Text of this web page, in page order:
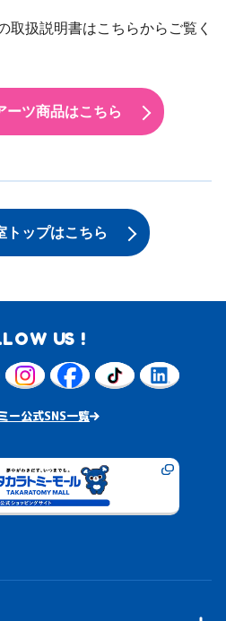
取扱説明書はこちらからご覧く
ーツ商品はこちら
トップはこちら
US !
ー公式SNS一覧